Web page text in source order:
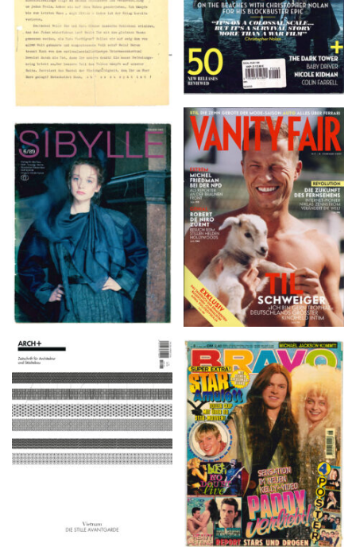
VANITY FAIR – Nr. 7 –
8. Februar 2007
SIBYLLE 6/89
ARCH+ Nr. 226, Herbst
2016
BRAVO – Nr. 8, 13. Febr.
1997